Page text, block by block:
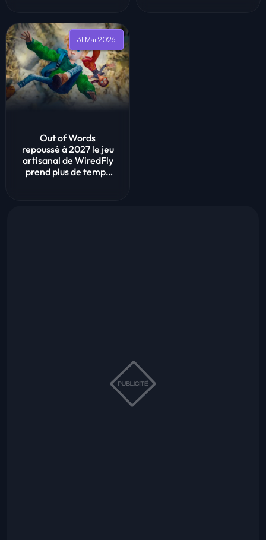
31 Mai 2026
Out of Words
repoussé à 2027 le jeu
artisanal de WiredFly
prend plus de temps